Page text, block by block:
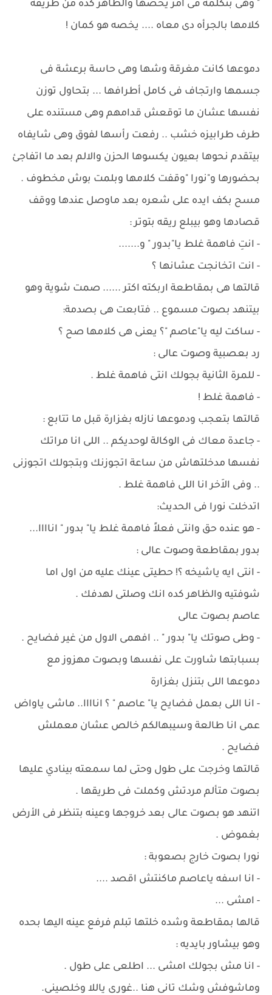
" وهى بتكلمه فى امر يخصها والظاهر كده من طريقة
كلامها بالجرأه دى معاه .... يخصه هو كمان !
دموعها كانت مغرقة وشها وهى حاسة برعشة فى
جسمها وارتجاف فى كامل أطرافها ... بتحاول توزن
نفسها عشان ما توقعش قدامهم وهى مستنده على
طرف طرابيزه خشب .. رفعت رأسها لفوق وهى شايفاه
بيتقدم نحوها بعيون يكسوها الحزن والالم بعد ما اتفاجئ
بحضورها و"نورا "وقفت كلامها وبلمت بوش مخطوف .
مسح بكف ايده على شعره بعد ماوصل عندها ووقف
قصادها وهو بيبلع ريقه بتوتر :
- انتِ فاهمة غلط يا"بدور " و.......
- انت اتخانجت عشانها ؟
قالتها هى بمقاطعة اربكته اكتر ...... صمت شوية وهو
بيتنهد بصوت مسموع .. فتابعت هى بصدمة:
- ساكت ليه يا"عاصم "؟ يعنى هى كلامها صح ؟
رد بعصبية وصوت عالى :
- للمرة الثانية بجولك انتى فاهمة غلط .
- فاهمة غلط !
قالتها بتعجب ودموعها نازله بغزارة قبل ما تتابع :
- جاعدة معاك فى الوكالة لوحديكم .. اللى انا مراتك
نفسها مدخلتهاش من ساعة اتجوزنك وبتجولك اتجوزنى
.. وفى الاَخر انا اللى فاهمة غلط .
اتدخلت نورا فى الحديث:
- هو عنده حق وانتى فعلاً فاهمة غلط يا" بدور " اناااا...
بدور بمقاطعة وصوت عالى :
- انتى ايه ياشيخه ؟! حطيتى عينك عليه من اول اما
شوفتيه والظاهر كده انك وصلتى لهدفك .
عاصم بصوت عالى
- وطى صوتك يا" بدور " .. افهمى الاول من غير فضايح .
بسبابتها شاورت على نفسها وبصوت مهزوز مع
دموعها اللى بتنزل بغزارة
- انا اللى بعمل فضايح يا" عاصم " ؟ اناااا.. ماشى ياواض
عمى انا طالعة وسيبهالكم خالص عشان معملش
فضايح .
قالتها وخرجت على طول وحتى لما سمعته بينادي عليها
بصوت متألم مردتش وكملت فى طريقها .
اتنهد هو بصوت عالى بعد خروجها وعينه بتنظر فى الأرض
بغموض .
نورا بصوت خارج بصعوبة :
- انا اسفه ياعاصم ماكنتش اقصد ....
- امشى ...
قالها بمقاطعة وشده خلتها تبلم فرفع عينه اليها بحده
وهو بيشاور بايديه :
- انا مش بجولك امشى ... اطلعى على طول .
وماشوفش وشك تانى هنا ..غورى ياللا وخلصينى.